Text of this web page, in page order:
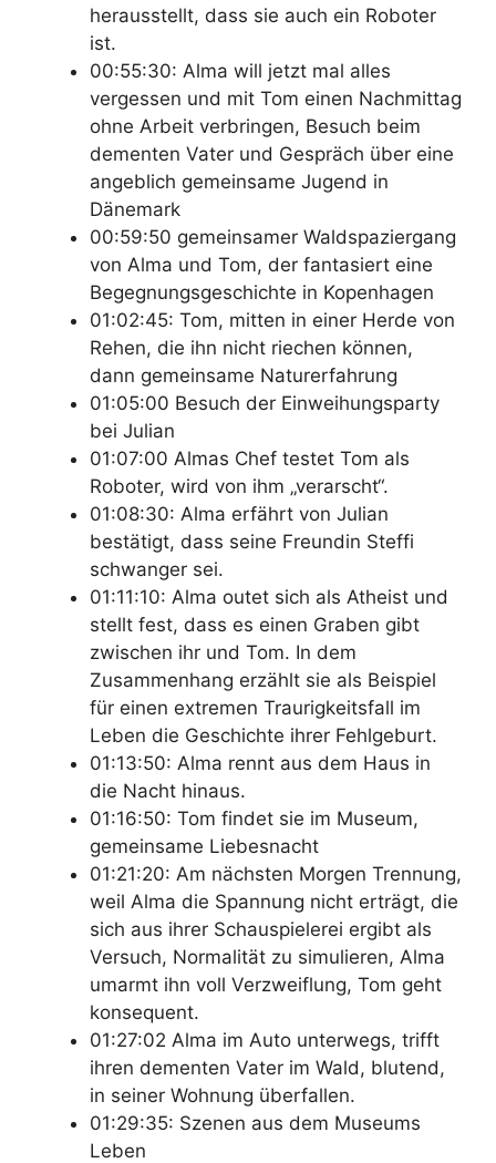
herausstellt, dass sie auch ein Roboter
ist.
00:55:30: Alma will jetzt mal alles
vergessen und mit Tom einen Nachmittag
ohne Arbeit verbringen, Besuch beim
dementen Vater und Gespräch über eine
angeblich gemeinsame Jugend in
Dänemark
00:59:50 gemeinsamer Waldspaziergang
von Alma und Tom, der fantasiert eine
Begegnungsgeschichte in Kopenhagen
01:02:45: Tom, mitten in einer Herde von
Rehen, die ihn nicht riechen können,
dann gemeinsame Naturerfahrung
01:05:00 Besuch der Einweihungsparty
bei Julian
01:07:00 Almas Chef testet Tom als
Roboter, wird von ihm „verarscht“.
01:08:30: Alma erfährt von Julian
bestätigt, dass seine Freundin Steffi
schwanger sei.
01:11:10: Alma outet sich als Atheist und
stellt fest, dass es einen Graben gibt
zwischen ihr und Tom. In dem
Zusammenhang erzählt sie als Beispiel
für einen extremen Traurigkeitsfall im
Leben die Geschichte ihrer Fehlgeburt.
01:13:50: Alma rennt aus dem Haus in
die Nacht hinaus.
01:16:50: Tom findet sie im Museum,
gemeinsame Liebesnacht
01:21:20: Am nächsten Morgen Trennung,
weil Alma die Spannung nicht erträgt, die
sich aus ihrer Schauspielerei ergibt als
Versuch, Normalität zu simulieren, Alma
umarmt ihn voll Verzweiflung, Tom geht
konsequent.
01:27:02 Alma im Auto unterwegs, trifft
ihren dementen Vater im Wald, blutend,
in seiner Wohnung überfallen.
01:29:35: Szenen aus dem Museums
Leben